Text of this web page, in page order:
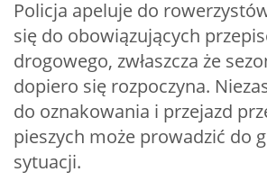
Policja apeluje do
się do obowiązujących
drogowego, zwłaszcza że
dopiero się rozpoczyna.
do oznakowania i przejazd
pieszych może prowadzić do
sytuacji.